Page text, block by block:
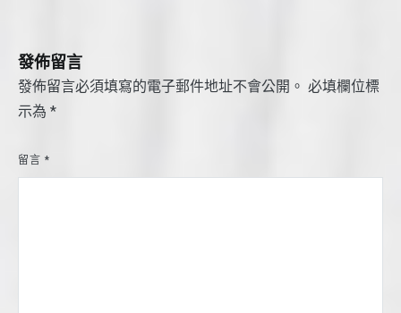
發佈留言
發佈留言必須填寫的電子郵件地址不會公開。 必填欄位標
示為 *
留言 *